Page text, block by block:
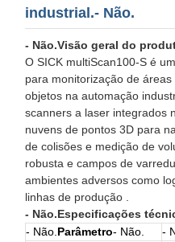
industrial.- Não.
- Não.Visão geral do
O SICK multiScan100-S é um
para monitorização de
objetos na automação
scanners a laser integrados
nuvens de pontos 3D para
de colisões e medição de
robusta e campos de
ambientes adversos como
linhas de produção .
- Não.Especificações
- Não. Parâmetro- Não. -